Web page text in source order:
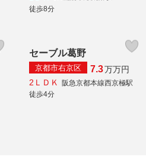
徒歩8分
セーブル葛野
京都市右京区 7.3万万円
2ＬＤＫ
阪急京都本線西京極駅
徒歩4分